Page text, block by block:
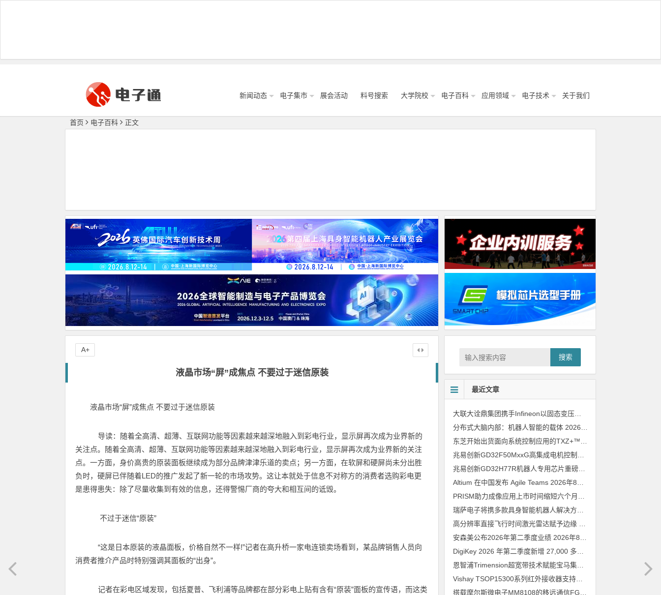
新闻动态 电子集市 展会活动 料号搜索 大学院校 电子百科 应用领域 电子技术 关于我们
首页 电子百科 正文
液晶市场“屏”成焦点 不要过于迷信原装
液晶市场“屏”成焦点 不要过于迷信原装
导读：随着全高清、超薄、互联网功能等因素越来越深地融入到彩电行业，显示屏再次成为业界新的
关注点。随着全高清、超薄、互联网功能等因素越来越深地融入到彩电行业，显示屏再次成为业界新的关注
点。一方面，身价高贵的原装面板继续成为部分品牌津津乐道的卖点；另一方面，在软屏和硬屏尚未分出胜
负时，硬屏已伴随着LED的推广发起了新一轮的市场攻势。这让本就处于信息不对称方的消费者选购彩电更
是患得患失：除了尽量收集到有效的信息，还得警惕厂商的夸大和相互间的诋毁。
不过于迷信“原装”
“这是日本原装的液晶面板，价格自然不一样!”记者在高升桥一家电连锁卖场看到，某品牌销售人员向
消费者推介产品时特别强调其面板的“出身”。
记者在彩电区域发现，包括夏普、飞利浦等品牌都在部分彩电上贴有含有“原装”面板的宣传语，而这类
A+
搜索
最近文章
大联大诠鼎集团携手Infineon以固态变压器重构配电效率新标杆
分布式大脑内部：机器人智能的载体 2026年8月6日
兆易创新GD32H77R机器人专用芯片重磅亮相，精准赋能伺服驱动与关节控制
Altium 在中国发布 Agile Teams 2026年8月6日
安森美公布2026年第二季度业绩 2026年8月6日
恩智浦Trimension超宽带技术赋能宝马集团Digital Key Plus及生命体存在检测功能
Vishay TSOP15300系列红外接收器支持所有主流遥控代码